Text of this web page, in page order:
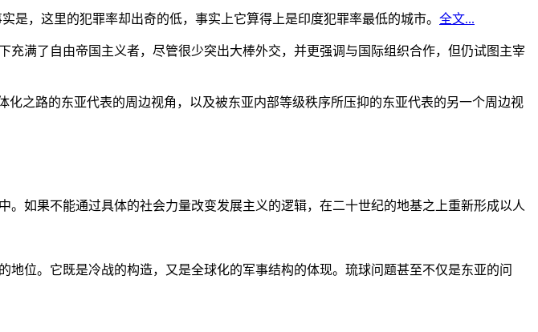
是，这里的犯罪率却出奇的低，事实上它算得上是印度犯罪率最低的城市。 全文...
满了自由帝国主义者，尽管很少突出大棒外交，并更强调与国际组织合作，但仍试图主宰
之路的东亚代表的周边视角，以及被东亚内部等级秩序所压抑的东亚代表的另一个周边视
如果不能通过具体的社会力量改变发展主义的逻辑，在二十世纪的地基之上重新形成以人
位。它既是冷战的构造，又是全球化的军事结构的体现。琉球问题甚至不仅是东亚的问